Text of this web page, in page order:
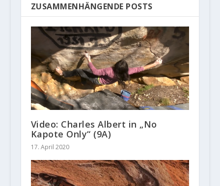
ZUSAMMENHÄNGENDE POSTS
Video: Charles Albert in „No
Kapote Only“ (9A)
17. April 2020